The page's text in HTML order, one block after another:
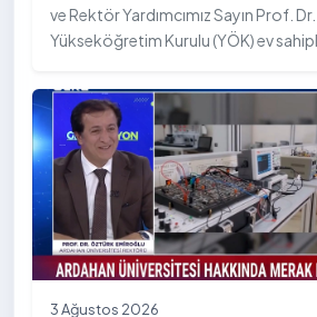
ve Rektör Yardımcımız Sayın Prof.
Yükseköğretim Kurulu (YÖK) ev
Bilim Diplomasisi: Akademi
katıldı.
3 Ağustos 2026